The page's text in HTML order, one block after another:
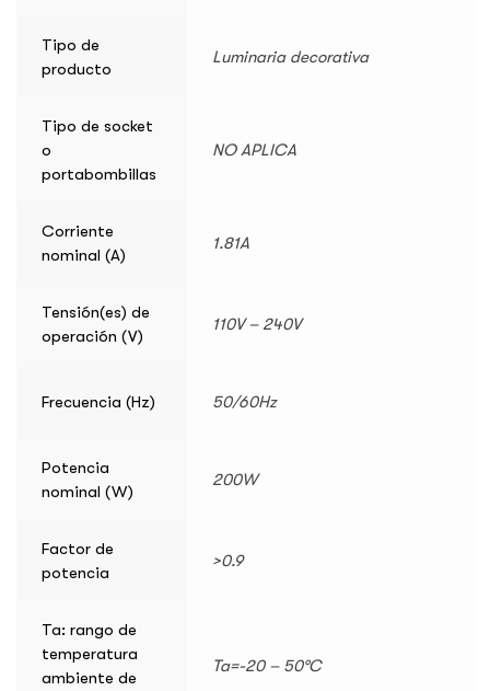
Tipo de
producto
Luminaria decorativa
Tipo de socket
o
portabombillas
NO APLICA
Corriente
nominal (A)
1.81A
Tensión(es) de
operación (V)
110V – 240V
Frecuencia (Hz) 50/60Hz
Potencia
nominal (W)
200W
Factor de
potencia
>0.9
Ta: rango de
temperatura
ambiente de
Ta=-20 – 50°C